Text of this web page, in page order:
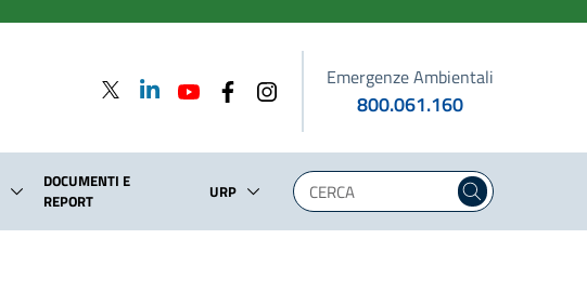
Emergenze Ambientali
800.061.160
DOCUMENTI E
REPORT
URP